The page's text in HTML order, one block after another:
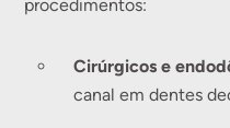
procedimentos:
Cirúrgicos e
canal em dentes